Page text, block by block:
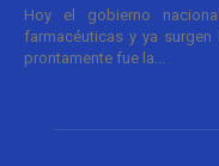
Hoy el gobierno
farmacéuticas y ya
prontamente fue la...